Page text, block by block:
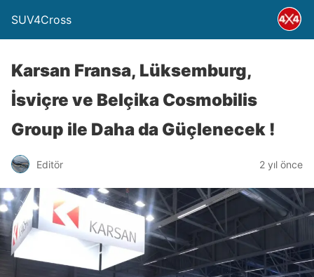
SUV4Cross
Karsan Fransa, Lüksemburg,
İsviçre ve Belçika Cosmobilis
Group ile Daha da Güçlenecek !
Editör 2 yıl önce